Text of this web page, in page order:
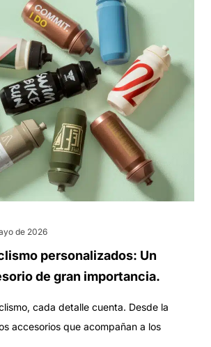
de 2026
personalizados: Un
de gran importancia.
cada detalle cuenta. Desde la
accesorios que acompañan a los